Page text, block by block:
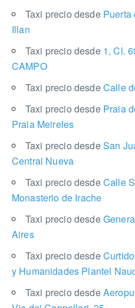
Taxi precio desde Puerta
Illan
Taxi precio desde 1, Cl.
CAMPO
Taxi precio desdeCalle
Taxi precio desde Praia
Praia Meireles
Taxi precio desdeSan
Central Nueva
Taxi precio desdeCalle
Monasterio de Irache
Taxi precio desde
Aires
Taxi precio desde
y Humanidades Plantel
Taxi precio desde